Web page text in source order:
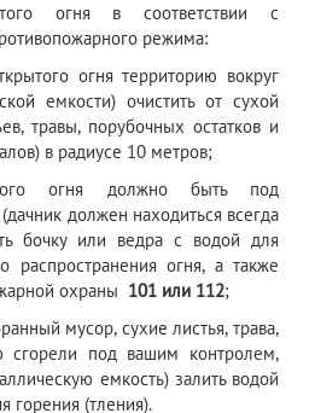
огня в соответствии с
режима:
огня территорию вокруг
емкости) очистить от сухой
травы, порубочных остатков и
в радиусе 10 метров;
огня должно быть под
должен находиться всегда
бочку или ведра с водой для
распространения огня, а также
охраны 101 или 112;
мусор, сухие листья, трава,
сгорели под вашим контролем,
емкость) залить водой
горения (тления).